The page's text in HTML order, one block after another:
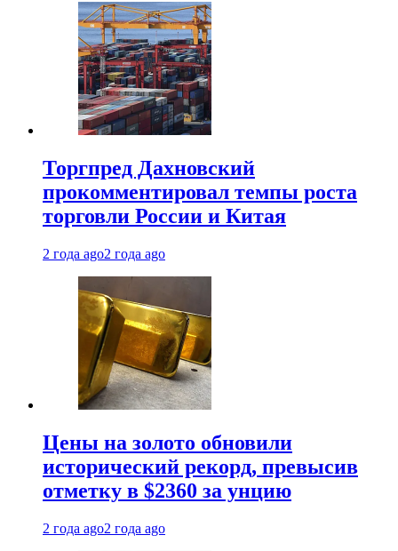
Торгпред Дахновский
прокомментировал темпы роста
торговли России и Китая
2 года ago2 года ago
Цены на золото обновили
исторический рекорд, превысив
отметку в $2360 за унцию
2 года ago2 года ago